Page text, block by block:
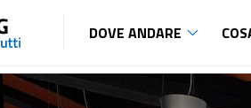
DOVE ANDARE